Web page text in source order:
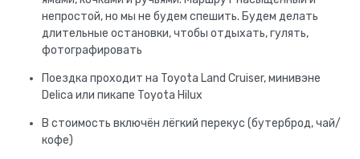
непростой, но мы не будем спешить. Будем делать
длительные остановки, чтобы отдыхать, гулять,
фотографировать
Поездка проходит на Toyota Land Cruiser, минивэне
Delica или пикапе Toyota Hilux
В стоимость включён лёгкий перекус (бутерброд, чай/
кофе)